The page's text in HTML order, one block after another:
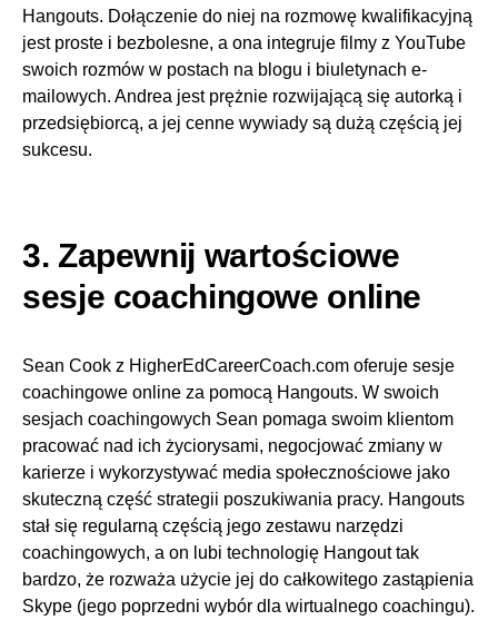
Hangouts. Dołączenie do niej na rozmowę kwalifikacyjną
jest proste i bezbolesne, a ona integruje filmy z YouTube
swoich rozmów w postach na blogu i biuletynach e-
mailowych. Andrea jest prężnie rozwijającą się autorką i
przedsiębiorcą, a jej cenne wywiady są dużą częścią jej
sukcesu.
3. Zapewnij wartościowe
sesje coachingowe online
Sean Cook z HigherEdCareerCoach.com oferuje sesje
coachingowe online za pomocą Hangouts. W swoich
sesjach coachingowych Sean pomaga swoim klientom
pracować nad ich życiorysami, negocjować zmiany w
karierze i wykorzystywać media społecznościowe jako
skuteczną część strategii poszukiwania pracy. Hangouts
stał się regularną częścią jego zestawu narzędzi
coachingowych, a on lubi technologię Hangout tak
bardzo, że rozważa użycie jej do całkowitego zastąpienia
Skype (jego poprzedni wybór dla wirtualnego coachingu).